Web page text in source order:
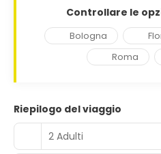
Controllare le
Bologna
Roma
Riepilogo del viaggio
2 Adulti